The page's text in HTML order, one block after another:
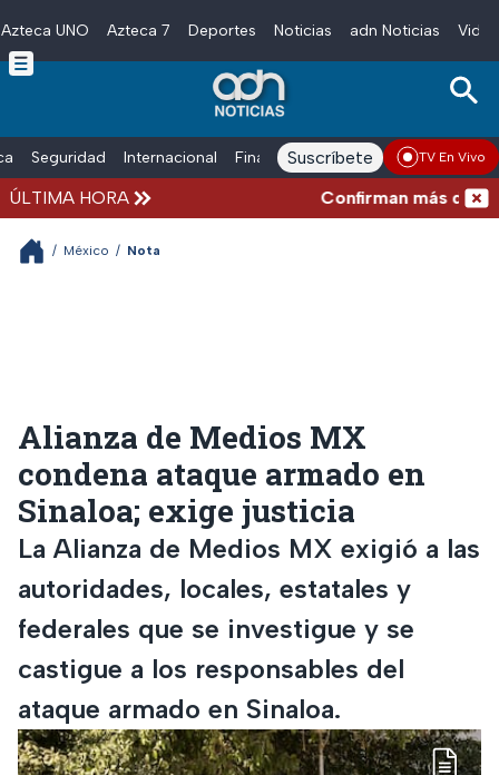
Skip to main content
Azteca UNO Azteca 7 Deportes Noticias adn Noticias
Seguridad Internacional Finanzas adn Noticias Radio
Suscríbete TV En Vivo
ÚLTIMA HORA Confirman más de
/ México / Nota
Alianza de Medios MX
condena ataque armado en
Sinaloa; exige justicia
La Alianza de Medios MX exigió a las
autoridades, locales, estatales y
federales que se investigue y se
castigue a los responsables del
ataque armado en Sinaloa.